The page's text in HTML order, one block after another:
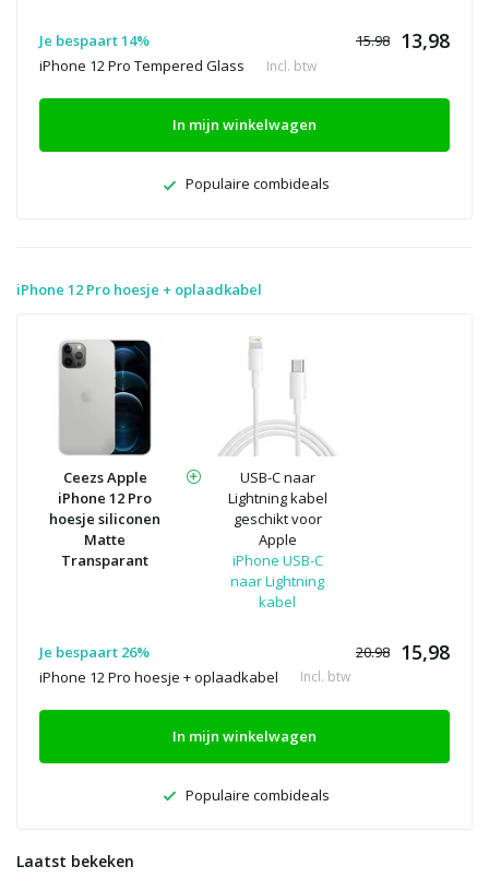
Je bespaart 14% 15.98 13,98
iPhone 12 Pro Tempered Glass Incl. btw
In mijn winkelwagen
Populaire combideals
iPhone 12 Pro hoesje + oplaadkabel
Ceezs Apple
iPhone 12 Pro
hoesje siliconen
Matte
Transparant
USB-C naar
Lightning kabel
geschikt voor
Apple
iPhone USB-C
naar Lightning
kabel
Je bespaart 26% 20.98 15,98
iPhone 12 Pro hoesje + oplaadkabel Incl. btw
In mijn winkelwagen
Populaire combideals
Laatst bekeken